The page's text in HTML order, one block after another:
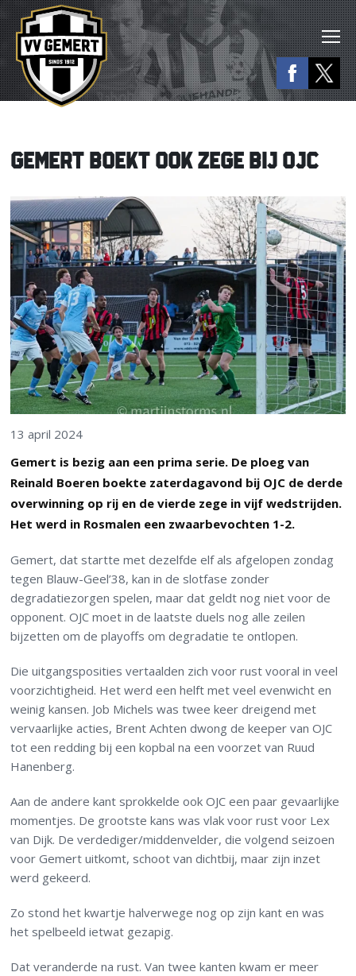
GEMERT BOEKT OOK ZEGE BIJ OJC
13 april 2024
Gemert is bezig aan een prima serie. De ploeg van
Reinald Boeren boekte zaterdagavond bij OJC de derde
overwinning op rij en de vierde zege in vijf wedstrijden.
Het werd in Rosmalen een zwaarbevochten 1-2.
Gemert, dat startte met dezelfde elf als afgelopen zondag
tegen Blauw-Geel’38, kan in de slotfase zonder
degradatiezorgen spelen, maar dat geldt nog niet voor de
opponent. OJC moet in de laatste duels nog alle zeilen
bijzetten om de playoffs om degradatie te ontlopen.
Die uitgangsposities vertaalden zich voor rust vooral in veel
voorzichtigheid. Het werd een helft met veel evenwicht en
weinig kansen. Job Michels was twee keer dreigend met
vervaarlijke acties, Brent Achten dwong de keeper van OJC
tot een redding bij een kopbal na een voorzet van Ruud
Hanenberg.
Aan de andere kant sprokkelde ook OJC een paar gevaarlijke
momentjes. De grootste kans was vlak voor rust voor Lex
van Dijk. De verdediger/middenvelder, die volgend seizoen
voor Gemert uitkomt, schoot van dichtbij, maar zijn inzet
werd gekeerd.
Zo stond het kwartje halverwege nog op zijn kant en was
het spelbeeld ietwat gezapig.
Dat veranderde na rust. Van twee kanten kwam er meer